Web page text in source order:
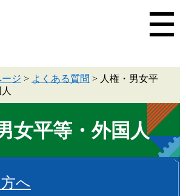
ージ > よくある質問 > 人権・男女平
女平等・外国人
へ